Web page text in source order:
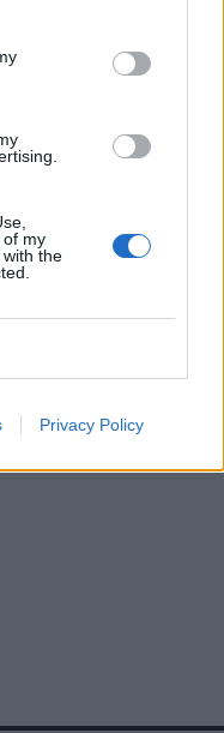
of my
the
Privacy Policy